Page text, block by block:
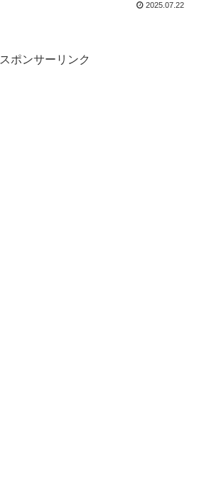
2025.07.22
スポンサーリンク